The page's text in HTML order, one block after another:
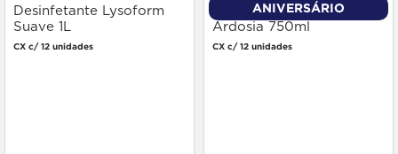
Desinfetante Lysoform
Suave 1L
CX c/ 12 unidades
ANIVERSÁRIO
Cera Brilho Fácil Líquida
Ardosia 750ml
CX c/ 12 unidades